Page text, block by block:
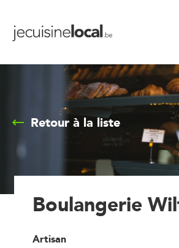
Retour à la liste
Boulangerie
Artisan